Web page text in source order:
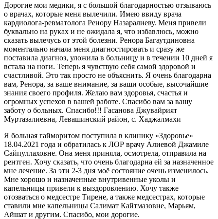
Дорогие мои медики, я с большой благодарностью отзываюсь
о врачах, которые меня вылечили. Имею ввиду врача
кардиолога-ревматолога Ренору Назаралиеву. Меня привели
буквально на руках и не ожидала я, что избавлюсь, можно
сказать вылечусь от этой болезни. Ренора Багаутдиновна
моментально начала меня диагностировать и сразу же
поставила диагноз, уложила в больницу и в течении 10 дней я
встала на ноги. Теперь я чувствую себя самой здоровой и
счастливой. Это так просто не объяснить. Я очень благодарна
вам, Ренора, за ваше внимание, за ваши особые, высочайшие
знания своего профиля. Желаю вам здоровья, счастья и
огромных успехов в вашей работе. Спасибо вам за вашу
заботу о больных. Спасибо!!! Гасанова Джувайрият
Муртазалиевна, Левашинский район, с. Хаджалмахи
Я больная гайморитом поступила в клинику «Здоровье»
18.04.2021 года и обратилась к ЛОР врачу Алиевой Джамиле
Сайпуллаховне. Она меня приняла, осмотрела, отправила на
рентген. Хочу сказать, что очень благодарна ей за назначенное
мне лечение. За эти 2-3 дня моё состояние очень изменилось.
Мне хорошо и назначенные внутривенные уколы и
капельницы привели к выздоровлению. Хочу также
отозваться о медсестре Тирене, а также медсестрах, которые
ставили мне капельницы Салимат Кайтмазовне, Марьям,
Айшат и другим. Спасибо, мои дорогие.